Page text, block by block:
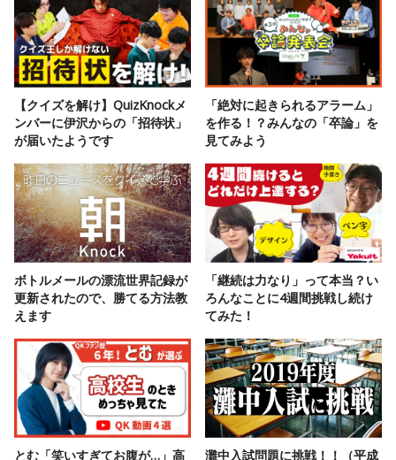
【クイズを解け】QuizKnockメ
ンバーに伊沢からの「招待状」
が届いたようです
「絶対に起きられるアラーム」
を作る！？みんなの「卒論」を
見てみよう
ボトルメールの漂流世界記録が
更新されたので、勝てる方法教
えます
「継続は力なり」って本当？い
ろんなことに4週間挑戦し続け
てみた！
とむ「笑いすぎてお腹が…」高
灘中入試問題に挑戦！！（平成